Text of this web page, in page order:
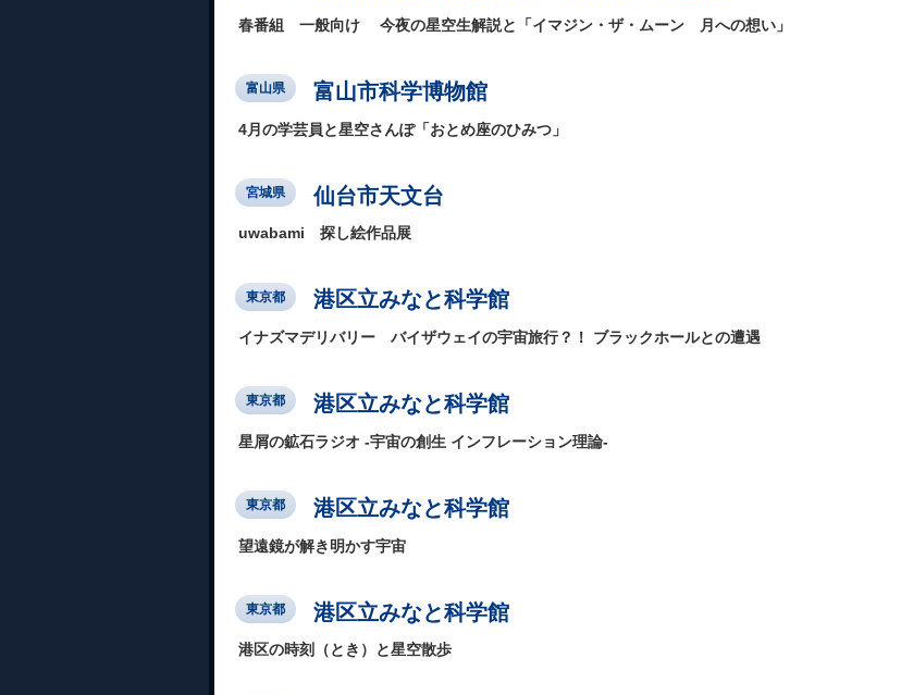
春番組 一般向け 今夜の星空生解説と「イマジン・ザ・ムーン 月への想い」
富山県 富山市科学博物館
4月の学芸員と星空さんぽ「おとめ座のひみつ」
宮城県 仙台市天文台
uwabami 探し絵作品展
東京都 港区立みなと科学館
イナズマデリバリー バイザウェイの宇宙旅行？！ ブラックホールとの遭遇
東京都 港区立みなと科学館
星屑の鉱石ラジオ -宇宙の創生 インフレーション理論-
東京都 港区立みなと科学館
望遠鏡が解き明かす宇宙
東京都 港区立みなと科学館
港区の時刻（とき）と星空散歩